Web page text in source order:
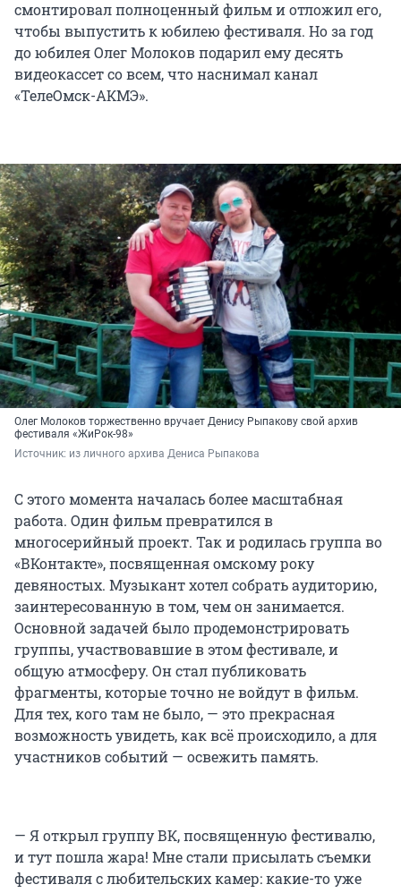
смонтировал полноценный фильм и отложил его,
чтобы выпустить к юбилею фестиваля. Но за год
до юбилея Олег Молоков подарил ему десять
видеокассет со всем, что наснимал канал
«ТелеОмск-АКМЭ».
Олег Молоков торжественно вручает Денису Рыпакову свой архив
фестиваля «ЖиРок-98»
Источник: из личного архива Дениса Рыпакова
С этого момента началась более масштабная
работа. Один фильм превратился в
многосерийный проект. Так и родилась группа во
«ВКонтакте», посвященная омскому року
девяностых. Музыкант хотел собрать аудиторию,
заинтересованную в том, чем он занимается.
Основной задачей было продемонстрировать
группы, участвовавшие в этом фестивале, и
общую атмосферу. Он стал публиковать
фрагменты, которые точно не войдут в фильм.
Для тех, кого там не было, — это прекрасная
возможность увидеть, как всё происходило, а для
участников событий — освежить память.
— Я открыл группу ВК, посвященную фестивалю,
и тут пошла жара! Мне стали присылать съемки
фестиваля с любительских камер: какие-то уже